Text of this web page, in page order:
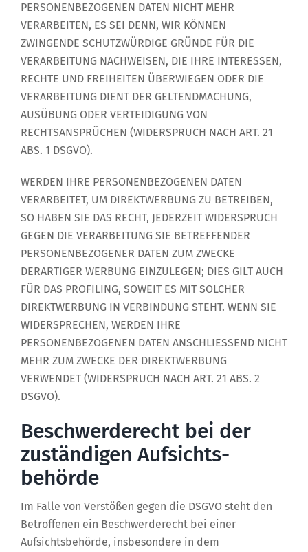
PERSONENBEZOGENEN DATEN NICHT MEHR
VERARBEITEN, ES SEI DENN, WIR KÖNNEN
ZWINGENDE SCHUTZWÜRDIGE GRÜNDE FÜR DIE
VERARBEITUNG NACHWEISEN, DIE IHRE INTERESSEN,
RECHTE UND FREIHEITEN ÜBERWIEGEN ODER DIE
VERARBEITUNG DIENT DER GELTENDMACHUNG,
AUSÜBUNG ODER VERTEIDIGUNG VON
RECHTSANSPRÜCHEN (WIDERSPRUCH NACH ART. 21
ABS. 1 DSGVO).
WERDEN IHRE PERSONENBEZOGENEN DATEN
VERARBEITET, UM DIREKTWERBUNG ZU BETREIBEN,
SO HABEN SIE DAS RECHT, JEDERZEIT WIDERSPRUCH
GEGEN DIE VERARBEITUNG SIE BETREFFENDER
PERSONENBEZOGENER DATEN ZUM ZWECKE
DERARTIGER WERBUNG EINZULEGEN; DIES GILT AUCH
FÜR DAS PROFILING, SOWEIT ES MIT SOLCHER
DIREKTWERBUNG IN VERBINDUNG STEHT. WENN SIE
WIDERSPRECHEN, WERDEN IHRE
PERSONENBEZOGENEN DATEN ANSCHLIESSEND NICHT
MEHR ZUM ZWECKE DER DIREKTWERBUNG
VERWENDET (WIDERSPRUCH NACH ART. 21 ABS. 2
DSGVO).
Beschwerde­recht bei der
zuständigen Aufsichts­
behörde
Im Falle von Verstößen gegen die DSGVO steht den
Betroffenen ein Beschwerderecht bei einer
Aufsichtsbehörde, insbesondere in dem